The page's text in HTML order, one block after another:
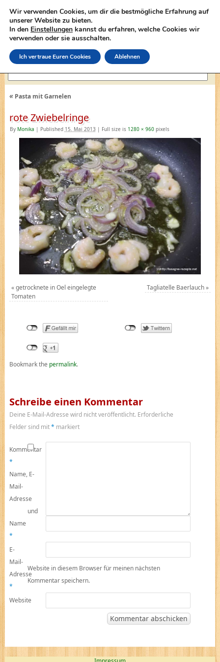
lasagne-rezepte.net
«Pasta mit Garnelen
rote Zwiebelringe
By Monika | Published 15. Mai 2013 | Full size is 1280 × 960pixels
«getrocknete in Oel eingelegte
Tomaten
Tagliatelle Baerlauch»
Bookmark the permalink.
Schreibe einen Kommentar
Deine E-Mail-Adresse wird nicht veröffentlicht. Erforderliche
Felder sind mit* markiert
Kommentar
*
Name
*
E-
Mail-
Adresse
*
Website
Name, E-
Mail-
Adresse
und
Website in diesem Browser für meinen nächsten
Kommentar speichern.
Wir verwenden Cookies, um dir die bestmögliche Erfahrung auf
unserer Website zu bieten.
In den Einstellungen kannst du erfahren, welche Cookies wir
verwenden oder sie ausschalten.
Ich vertraue Euren Cookies Ablehnen